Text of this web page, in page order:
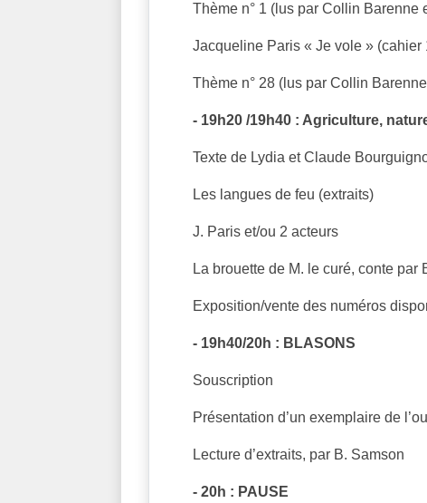
Thème n° 1 (lus par Collin Barenne
Jacqueline Paris « Je vole » (cahier
Thème n° 28 (lus par Collin
- 19h20 /19h40 : Agriculture,
Texte de Lydia et Claude
Les langues de feu (extraits)
J. Paris et/ou 2 acteurs
La brouette de M. le curé, conte par
Exposition/vente des numéros
- 19h40/20h : BLASONS
Souscription
Présentation d’un exemplaire de
Lecture d’extraits, par B. Samson
- 20h : PAUSE